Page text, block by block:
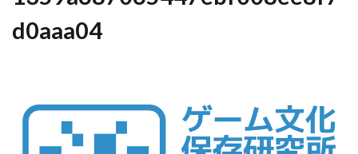
d0aaa04